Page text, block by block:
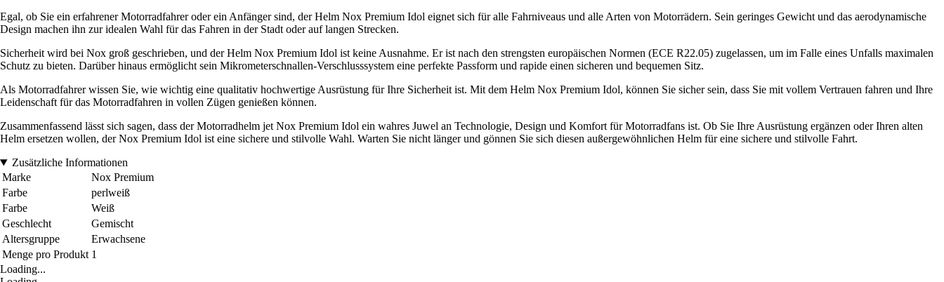
Egal, ob Sie ein erfahrener Motorradfahrer oder ein Anfänger sind, der Helm Nox Premium Idol eignet sich für alle Fahrniveaus und alle Arten von Motorrädern. Sein geringes Gewicht und das aerodynamische
Design machen ihn zur idealen Wahl für das Fahren in der Stadt oder auf langen Strecken.
Sicherheit wird bei Nox groß geschrieben, und der Helm Nox Premium Idol ist keine Ausnahme. Er ist nach den strengsten europäischen Normen (ECE R22.05) zugelassen, um im Falle eines Unfalls maximalen
Schutz zu bieten. Darüber hinaus ermöglicht sein Mikrometerschnallen-Verschlusssystem eine perfekte Passform und rapide einen sicheren und bequemen Sitz.
Als Motorradfahrer wissen Sie, wie wichtig eine qualitativ hochwertige Ausrüstung für Ihre Sicherheit ist. Mit dem Helm Nox Premium Idol, können Sie sicher sein, dass Sie mit vollem Vertrauen fahren und Ihre
Leidenschaft für das Motorradfahren in vollen Zügen genießen können.
Zusammenfassend lässt sich sagen, dass der Motorradhelm jet Nox Premium Idol ein wahres Juwel an Technologie, Design und Komfort für Motorradfans ist. Ob Sie Ihre Ausrüstung ergänzen oder Ihren alten
Helm ersetzen wollen, der Nox Premium Idol ist eine sichere und stilvolle Wahl. Warten Sie nicht länger und gönnen Sie sich diesen außergewöhnlichen Helm für eine sichere und stilvolle Fahrt.
Zusätzliche Informationen
Marke
Nox Premium
Farbe
perlweiß
Farbe
Weiß
Geschlecht
Gemischt
Altersgruppe
Erwachsene
Menge pro Produkt 1
Loading...